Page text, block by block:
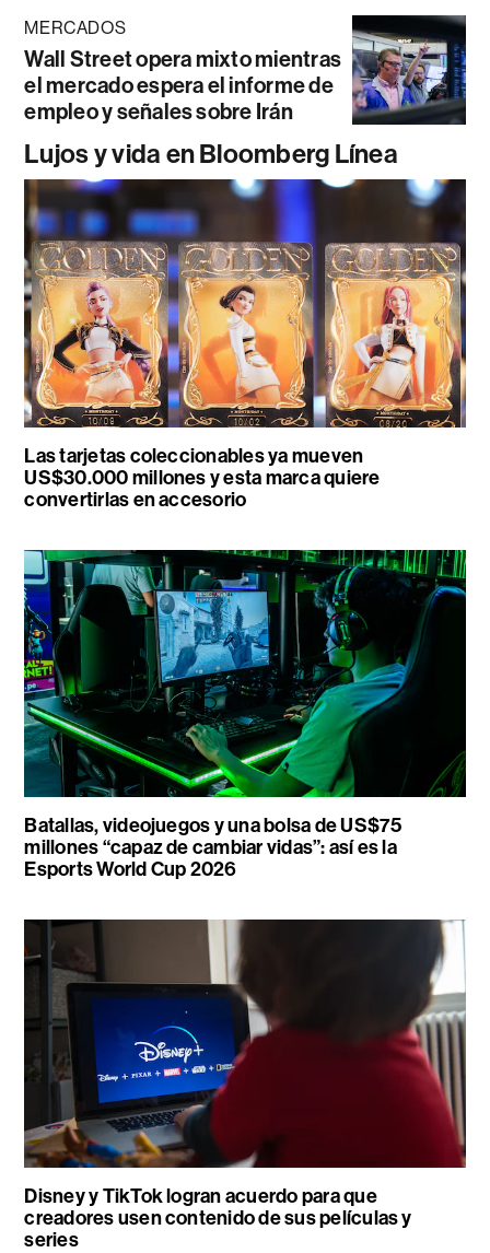
MERCADOS
Wall Street opera mixto mientras
el mercado espera el informe de
empleo y señales sobre Irán
Lujos y vida en Bloomberg Línea
Las tarjetas coleccionables ya mueven
US$30.000 millones y esta marca quiere
convertirlas en accesorio
Batallas, videojuegos y una bolsa de US$75
millones “capaz de cambiar vidas”: así es la
Esports World Cup 2026
Disney y TikTok logran acuerdo para que
creadores usen contenido de sus películas y
series